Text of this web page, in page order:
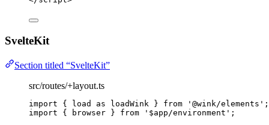
SvelteKit
Section titled “SvelteKit”
src/routes/+layout.ts
import { load as loadWink } from ' @wink/elements ' ;
import { browser } from ' $app/environment ' ;